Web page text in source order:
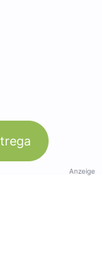
Anzeige